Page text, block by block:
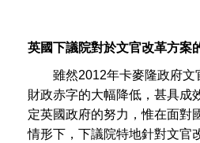
英國下議院對於文官改革方案
雖然2012年卡麥隆政府
財政赤字的大幅降低，甚具成
定英國政府的努力，惟在面對
情形下，下議院特地針對文官